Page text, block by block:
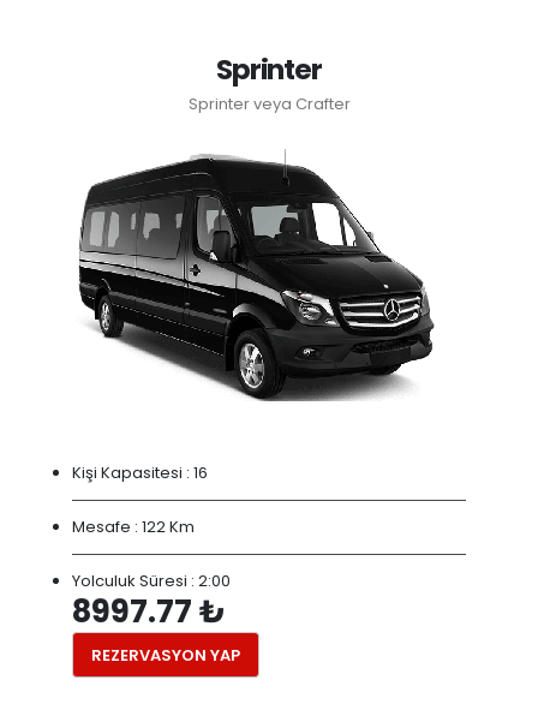
Sprinter
Sprinter veya Crafter
Kişi Kapasitesi : 16
Mesafe : 122 Km
Yolculuk Süresi : 2:00
8997.77 ₺
REZERVASYON YAP